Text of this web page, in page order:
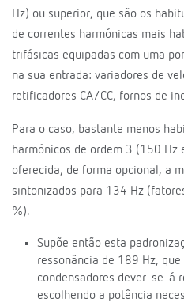
Hz) ou superior, que são os
de correntes harmónicas mais
trifásicas equipadas com uma
na sua entrada: variadores de
retificadores CA/CC, fornos de
Para o caso, bastante menos
harmónicos de ordem 3 (150 Hz
oferecida, de forma opcional, a
sintonizados para 134 Hz
%).
Supõe então esta
ressonância de 189 Hz,
condensadores dever-se-á
escolhendo a potência